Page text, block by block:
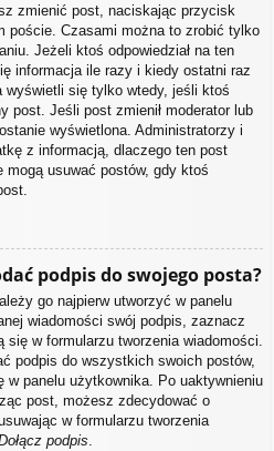
zmienić post, naciskając przycisk
poście. Czasami można to zrobić tylko
Jeżeli ktoś odpowiedział na ten
informacja ile razy i kiedy ostatni raz
wyświetli się tylko wtedy, jeśli ktoś
post. Jeśli post zmienił moderator lub
wyświetlona. Administratorzy i
z informacją, dlaczego ten post
usuwać postów, gdy ktoś
podpis do swojego posta?
go najpierw utworzyć w panelu
wiadomości swój podpis, zaznacz
się w formularzu tworzenia wiadomości.
podpis do wszystkich swoich postów,
w panelu użytkownika. Po uaktywnieniu
post, możesz zdecydować o
w formularzu tworzenia
podpis.